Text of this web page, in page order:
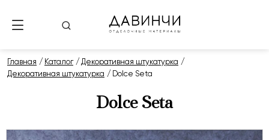
Главная Каталог
Декоративная штукатурка
Декоративная штукатурка
Dolce Seta
Dolce Seta